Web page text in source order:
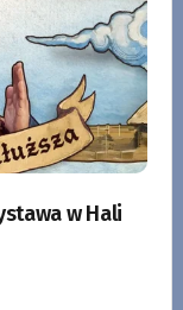
w Hali